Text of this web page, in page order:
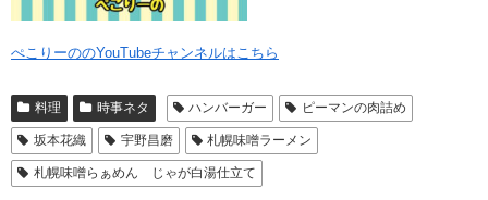
ぺこりーののYouTubeチャンネルはこちら
料理 時事ネタ ハンバーガー ピーマンの肉詰め
坂本花織 宇野昌磨 札幌味噌ラーメン
札幌味噌らぁめん じゃが白湯仕立て